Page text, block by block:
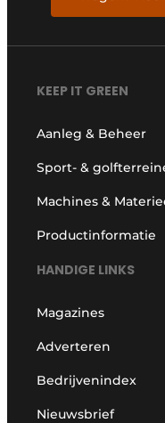
KEEP IT GREEN
Aanleg & Beheer
Sport- &
Machines &
Productinformatie
HANDIGE LINKS
Magazines
Adverteren
Bedrijvenindex
Nieuwsbrief